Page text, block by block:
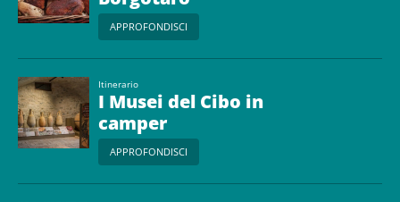
APPROFONDISCI
Itinerario
I Musei del Cibo in
camper
APPROFONDISCI